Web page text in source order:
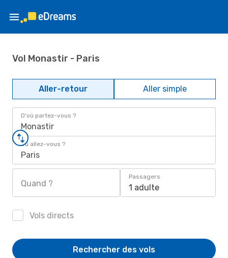
Vol Monastir - Paris
Aller-retour Aller simple
D'où partez-vous ?
Monastir
Où allez-vous ?
Paris
Quand ?
Passagers
1 adulte
Vols directs
Rechercher des vols